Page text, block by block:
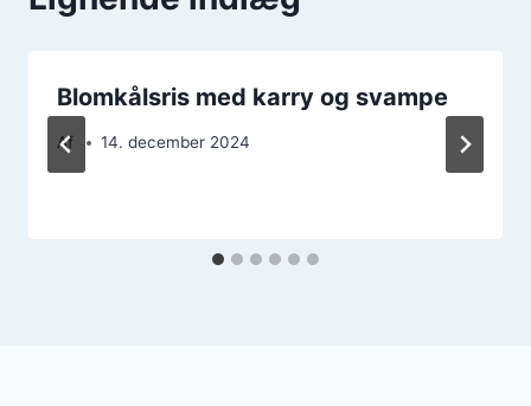
Blomkålsris med karry og svampe
Af 14. december 2024